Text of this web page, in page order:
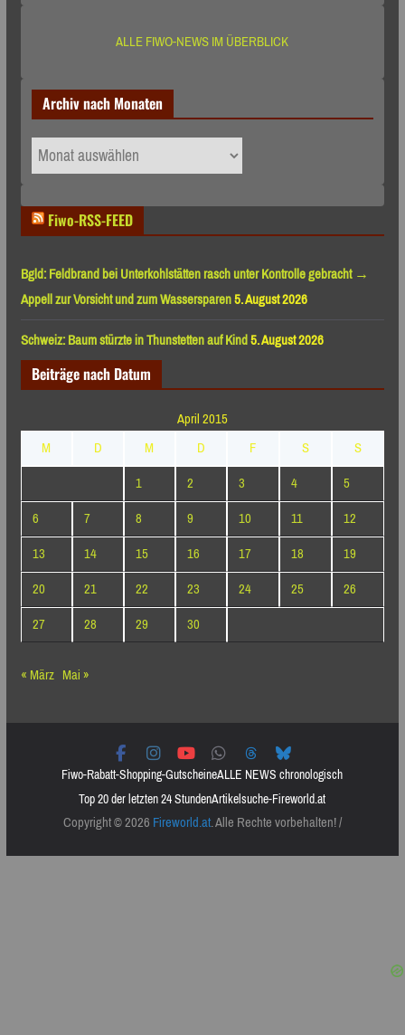
ALLE FIWO-NEWS IM ÜBERBLICK
Archiv nach Monaten
Archiv
nach
Fiwo-RSS-FEED
Bgld: Feldbrand bei Unterkohlstätten rasch unter Kontrolle gebracht →
Appell zur Vorsicht und zum Wassersparen5. August 2026
Schweiz: Baum stürzte in Thunstetten auf Kind5. August 2026
Beiträge nach Datum
April 2015
M
D M D F S
S
1
2 3 4
5
6
7 8 9 10 11
12
13
14 15 16 17 18
19
20
21 22 23 24 25
26
27
28 29
30
« März Mai »
Fiwo-Rabatt-Shopping-GutscheineALLE NEWS chronologisch
Top 20 der letzten 24 StundenArtikelsuche-Fireworld.at
Copyright © 2026Fireworld.at. Alle Rechte vorbehalten! /